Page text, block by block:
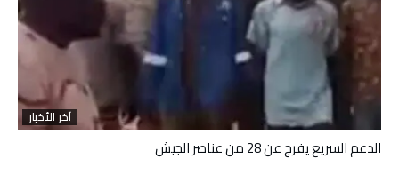
آخر الأخبار
الدعم السريع يفرج عن 28 من عناصر الجيش